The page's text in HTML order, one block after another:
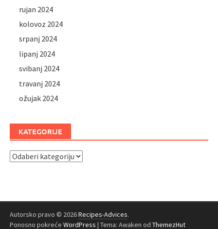
rujan 2024
kolovoz 2024
srpanj 2024
lipanj 2024
svibanj 2024
travanj 2024
ožujak 2024
KATEGORIJE
Kategorije
Autorsko pravo © 2026Recipes-Advices.
Ponosno pokreće WordPress | Tema: Awaken od ThemezHut